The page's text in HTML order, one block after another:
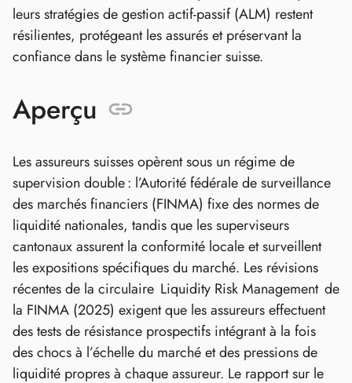
leurs stratégies de gestion actif‑passif (ALM) restent
résilientes, protégeant les assurés et préservant la
confiance dans le système financier suisse.
Aperçu
Les assureurs suisses opèrent sous un régime de
supervision double : l’Autorité fédérale de surveillance
des marchés financiers (FINMA) fixe des normes de
liquidité nationales, tandis que les superviseurs
cantonaux assurent la conformité locale et surveillent
les expositions spécifiques du marché. Les révisions
récentes de la circulaire Liquidity Risk Management de
la FINMA (2025) exigent que les assureurs effectuent
des tests de résistance prospectifs intégrant à la fois
des chocs à l’échelle du marché et des pressions de
liquidité propres à chaque assureur. Le rapport sur le